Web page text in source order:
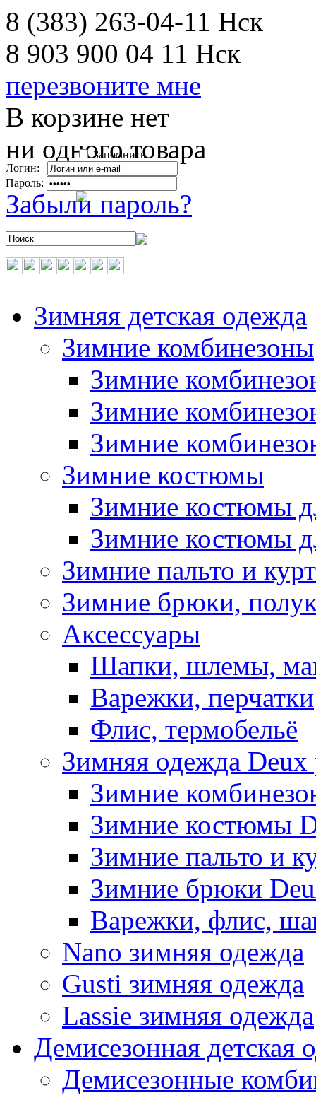
8 (383) 263-04-11 Нск
8 903 900 04 11 Нск
перезвоните мне
В корзине нет
ни одного товара
Запомнить
Логин:
Пароль:
Забыли пароль?
Зимняя детская одежда
Зимние комбинезоны
Зимние
Зимние
Зимние
Зимние костюмы
Зимние костюмы
Зимние костюмы
Зимние пальто и
Зимние брюки,
Аксессуары
Шапки, шлемы,
Варежки, перчатки
Флис, термобельё
Зимняя одежда Deux
Зимние
Зимние костюмы
Зимние пальто и
Зимние брюки
Варежки, флис,
Nano зимняя одежда
Gusti зимняя одежда
Lassie зимняя одежда
Демисезонная детская
Демисезонные